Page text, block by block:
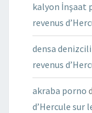
kalyon İnşaat
revenus
densa
revenus
akraba porno
d’Hercule sur